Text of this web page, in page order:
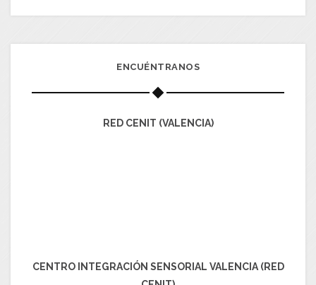
ENCUÉNTRANOS
RED CENIT (VALENCIA)
CENTRO INTEGRACIÓN SENSORIAL VALENCIA (RED